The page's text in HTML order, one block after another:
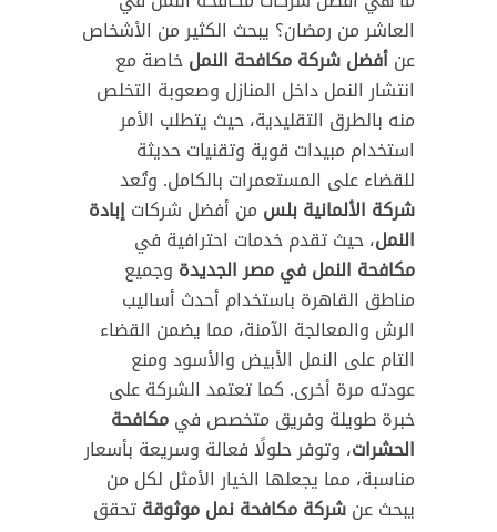
العاشر من رمضان؟ يبحث الكثير من الأشخاص
عنأفضل شركة مكافحة النملخاصة مع
انتشار النمل داخل المنازل وصعوبة التخلص
منه بالطرق التقليدية، حيث يتطلب الأمر
استخدام مبيدات قوية وتقنيات حديثة
للقضاء على المستعمرات بالكامل. وتُعد
شركة الألمانية بلس من أفضل شركاتإبادة
النمل، حيث تقدم خدمات احترافية في
مكافحة النمل في مصر الجديدة وجميع
مناطق القاهرة باستخدام أحدث أساليب
الرش والمعالجة الآمنة، مما يضمن القضاء
التام على النمل الأبيض والأسود ومنع
عودته مرة أخرى. كما تعتمد الشركة على
خبرة طويلة وفريق متخصص فيمكافحة
الحشرات، وتوفر حلولًا فعالة وسريعة بأسعار
مناسبة، مما يجعلها الخيار الأمثل لكل من
يبحث عنشركة مكافحة نمل موثوقةتحقق